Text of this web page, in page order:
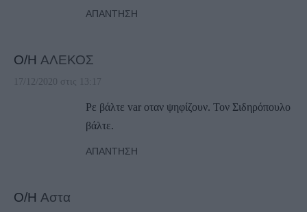
ΑΠΆΝΤΗΣΗ
Ο/Η ΑΛΕΚΟΣ
17/12/2020 στις 13:17
Ρε βάλτε var οταν ψηφίζουν. Τον Σιδηρόπουλο
βάλτε.
ΑΠΆΝΤΗΣΗ
Ο/Η Αστα